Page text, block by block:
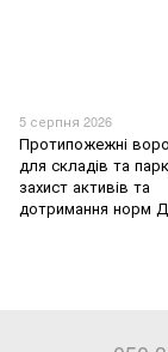
5 серпня 2026
Протипожежні
для складів та
захист активів та
дотримання норм